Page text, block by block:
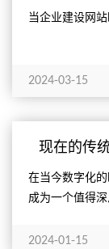
当企业建设网
2024-03-15
现在的传
在当今数字化
成为一个值得
2024-01-15